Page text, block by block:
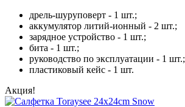
дрель-шуруповерт - 1 шт.;
аккумулятор литий-ионный - 2 шт.;
зарядное устройство - 1 шт.;
бита - 1 шт.;
руководство по эксплуатации - 1 шт.;
пластиковый кейс - 1 шт.
Акция!